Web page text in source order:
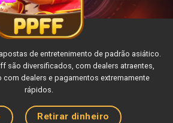
de entretenimento de padrão asiático.
são diversificados, com dealers atraentes,
com dealers e pagamentos extremamente
rápidos.
Retirar dinheiro